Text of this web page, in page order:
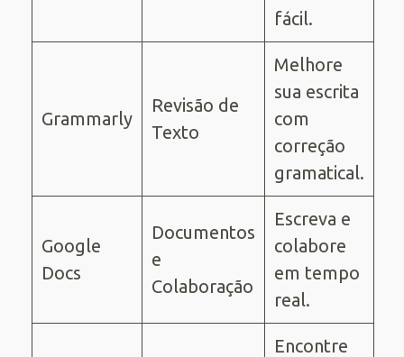
fácil.
Grammarly
Revisão de
Texto
Melhore
sua escrita
com
correção
gramatical.
Google
Docs
Documentos
e
Colaboração
Escreva e
colabore
em tempo
real.
Encontre